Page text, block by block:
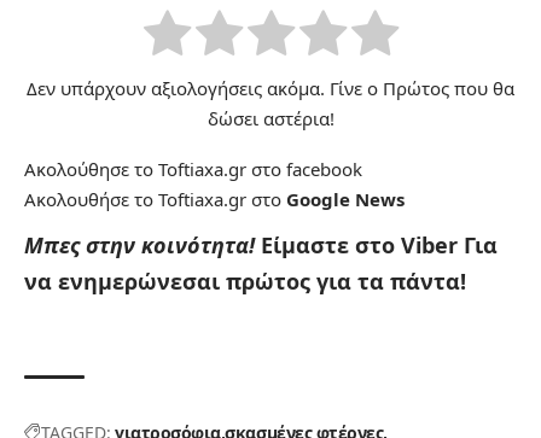
Δεν υπάρχουν αξιολογήσεις ακόμα. Γίνε ο Πρώτος που θα
δώσει αστέρια!
Ακολούθησε το Toftiaxa.gr στο facebook
Ακολουθήσε το Toftiaxa.gr στο Google News
Μπες στην κοινότητα! Είμαστε στο Viber Για
να ενημερώνεσαι πρώτος για τα πάντα!
TAGGED: γιατροσόφιασκασμένες φτέρνες